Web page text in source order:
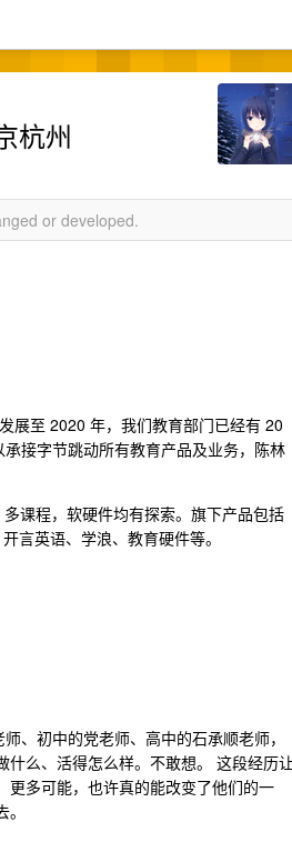
杭州
or developed.
展至 2020 年，我们教育部门已经有 20
接字节跳动所有教育产品及业务，陈林
课程，软硬件均有探索。旗下产品包括
言英语、学浪、教育硬件等。
、初中的党老师、高中的石承顺老师，
么、活得怎么样。不敢想。 这段经历
更多可能，也许真的能改变了他们的一